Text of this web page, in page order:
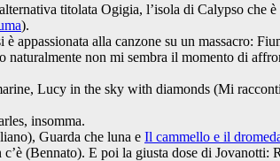
titolata Ogigia, l’isola di Calypso che
).
è appassionata alla canzone su un massacro:
non mi sembra il momento di
Lucy in the sky with diamonds (Mi
insomma.
Guarda che luna e Il cammello e il
(Bennato). E poi la giusta dose di Jovanotti: